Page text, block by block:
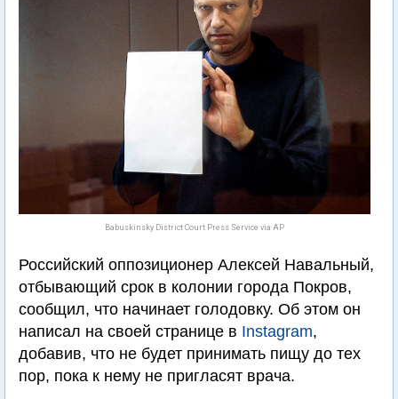
Babuskinsky District Court Press Service via AP
Российский оппозиционер Алексей Навальный,
отбывающий срок в колонии города Покров,
сообщил, что начинает голодовку. Об этом он
написал на своей странице в Instagram,
добавив, что не будет принимать пищу до тех
пор, пока к нему не пригласят врача.